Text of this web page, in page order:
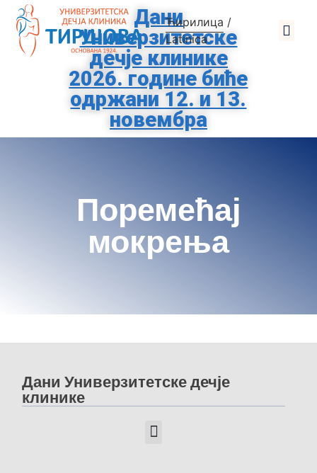
Ћирилица /
Latinica
Дани
Универзитетске
дечје клинике
2026. године биће
одржани 12. и 13.
новембра
Поремећај
мокрења
Дани Универзитетске дечје
клинике